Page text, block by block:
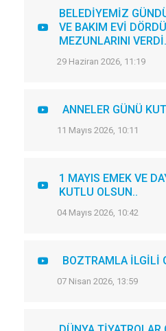
BELEDİYEMİZ
VE BAKIM EVİ
MEZUNLARINI
29 Haziran 2026, 11:19
ANNELER GÜNÜ
11 Mayıs 2026, 10:11
1 MAYIS EMEK VE
KUTLU OLSUN..
04 Mayıs 2026, 10:42
BOZTRAMLA İLGİLİ
07 Nisan 2026, 13:59